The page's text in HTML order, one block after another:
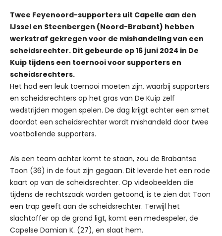
Twee Feyenoord-supporters uit Capelle aan den
IJssel en Steenbergen (Noord-Brabant) hebben
werkstraf gekregen voor de mishandeling van een
scheidsrechter. Dit gebeurde op 16 juni 2024 in De
Kuip tijdens een toernooi voor supporters en
scheidsrechters.
Het had een leuk toernooi moeten zijn, waarbij supporters
en scheidsrechters op het gras van De Kuip zelf
wedstrijden mogen spelen. De dag krijgt echter een smet
doordat een scheidsrechter wordt mishandeld door twee
voetballende supporters.
Als een team achter komt te staan, zou de Brabantse
Toon (36) in de fout zijn gegaan. Dit leverde het een rode
kaart op van de scheidsrechter. Op videobeelden die
tijdens de rechtszaak worden getoond, is te zien dat Toon
een trap geeft aan de scheidsrechter. Terwijl het
slachtoffer op de grond ligt, komt een medespeler, de
Capelse Damian K. (27), en slaat hem.